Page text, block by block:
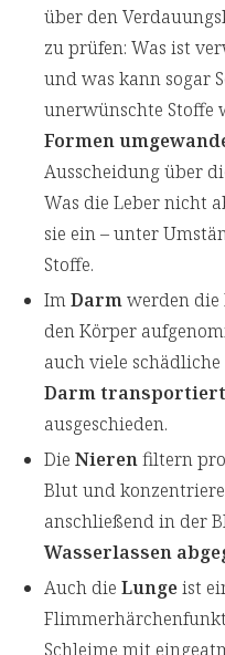
über den
zu prüfen: Was ist
und was kann sogar
unerwünschte Stoffe
Formen
Ausscheidung über
Was die Leber nicht
sie ein – unter
Stoffe.
ImDarmwerden die
den Körper
auch viele
Darm transportiert
ausgeschieden.
Die Nierenfiltern
Blut und
anschließend in der
Wasserlassen
Auch die Lungeist
Schleime mit